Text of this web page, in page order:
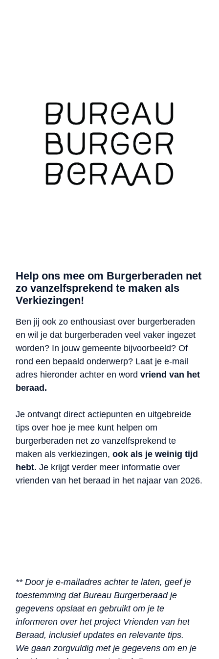
Help ons mee om Burgerberaden net
zo vanzelfsprekend te maken als
Verkiezingen!
Ben jij ook zo enthousiast over burgerberaden
en wil je dat burgerberaden veel vaker ingezet
worden? In jouw gemeente bijvoorbeeld? Of
rond een bepaald onderwerp? Laat je e-mail
adres hieronder achter en word vriend van het
beraad.
Je ontvangt direct actiepunten en uitgebreide
tips over hoe je mee kunt helpen om
burgerberaden net zo vanzelfsprekend te
maken als verkiezingen, ook als je weinig tijd
hebt. Je krijgt verder meer informatie over
vrienden van het beraad in het najaar van 2026.
** Door je e-mailadres achter te laten, geef je
toestemming dat Bureau Burgerberaad je
gegevens opslaat en gebruikt om je te
informeren over het project Vrienden van het
Beraad, inclusief updates en relevante tips.
We gaan zorgvuldig met je gegevens om en je